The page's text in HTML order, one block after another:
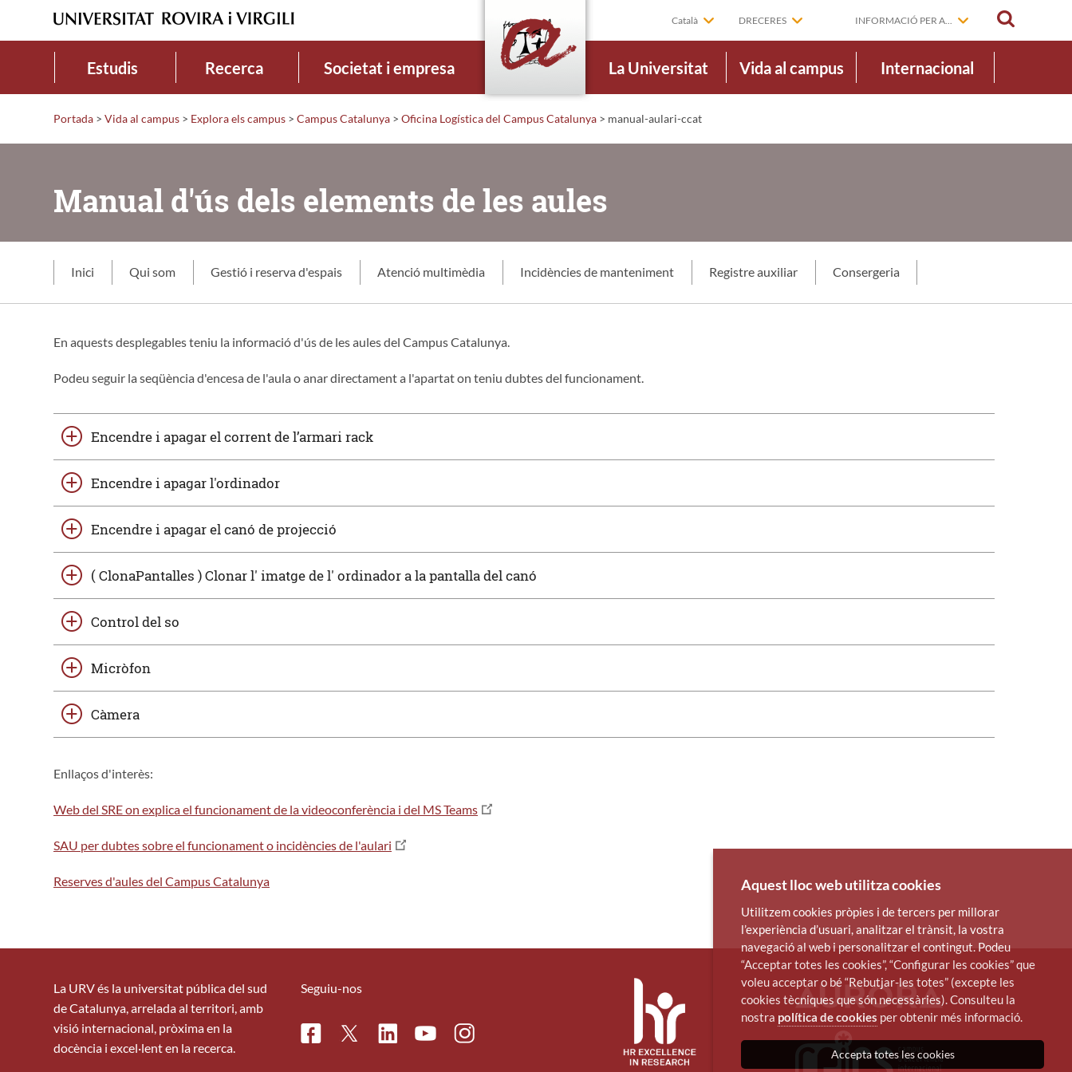
Català DRECERES INFORMACIÓ PER A...
Estudis Recerca Societat i empresa La Universitat Vida al campus Internacional
Portada > Vida al campus > Explora els campus > Campus Catalunya > Oficina Logística del Campus Catalunya > manual-aulari-ccat
Manual d'ús dels elements de les aules
Inici Qui som Gestió i reserva d'espais Atenció multimèdia Incidències de manteniment Registre auxiliar Consergeria
En aquests desplegables teniu la informació d'ús de les aules del Campus Catalunya.
Podeu seguir la seqüència d'encesa de l'aula o anar directament a l'apartat on teniu dubtes del funcionament.
Encendre i apagar el corrent de l’armari rack
Encendre i apagar l'ordinador
Encendre i apagar el canó de projecció
( ClonaPantalles ) Clonar l' imatge de l' ordinador a la pantalla del canó
Control del so
Micròfon
Càmera
Enllaços d'interès:
Web del SRE on explica el funcionament de la videoconferència i del MS Teams
SAU per dubtes sobre el funcionament o incidències de l'aulari
Reserves d'aules del Campus Catalunya
La URV és la universitat pública del sud
de Catalunya, arrelada al territori, amb
visió internacional, pròxima en la
docència i excel·lent en la recerca.
Seguiu-nos
FacebookTwitterLinkedinYoutubeInstagram
Aquest lloc web utilitza cookies
Utilitzem cookies pròpies i de tercers per millorar
l’experiència d’usuari, analitzar el trànsit, la vostra
navegació al web i personalitzar el contingut. Podeu
“Acceptar totes les cookies”, “Configurar les cookies” que
voleu acceptar o bé “Rebutjar-les totes” (excepte les
cookies tècniques que són necessàries). Consulteu la
nostra política de cookies per obtenir més informació.
Accepta totes les cookies